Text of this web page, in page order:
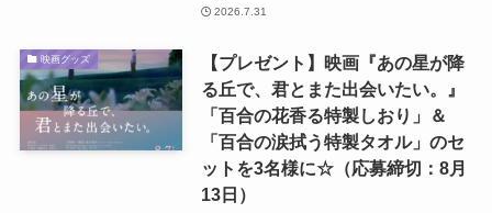
2026.7.31
映画グッズ
【プレゼント】映画『あの星が降
る丘で、君とまた出会いたい。』
「百合の花香る特製しおり」＆
「百合の涙拭う特製タオル」のセ
ットを3名様に☆（応募締切：8月
13日）